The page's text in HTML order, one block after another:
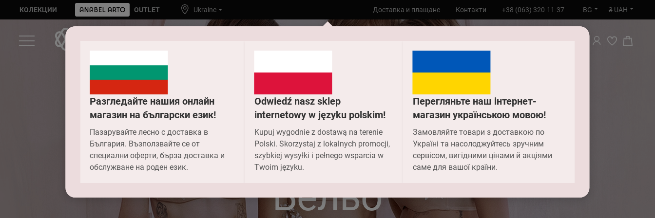
Разгледайте нашия онлайн
магазин на български език!
Пазарувайте лесно с доставка в
България. Възползвайте се от
специални оферти, бърза доставка и
обслужване на роден език.
Odwiedź nasz sklep
internetowy w języku polskim!
Kupuj wygodnie z dostawą na terenie
Polski. Skorzystaj z lokalnych promocji,
szybkiej wysyłki i pełnego wsparcia w
Twoim języku.
Перегляньте наш інтернет-
магазин українською мовою!
Замовляйте товари з доставкою по
Україні та насолоджуйтесь зручним
сервісом, вигідними цінами й акціями
саме для вашої країни.
КОЛЕКЦИИ OUTLET Ukraine Доставка и плащане Контакти +38 (063) 320-11-37 BG ₴ UAH
Към главната Бельо
Бельо